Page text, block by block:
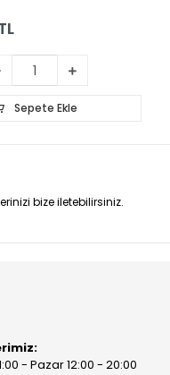
Sepete Ekle
bize iletebilirsiniz.
- Pazar 12:00 - 20:00